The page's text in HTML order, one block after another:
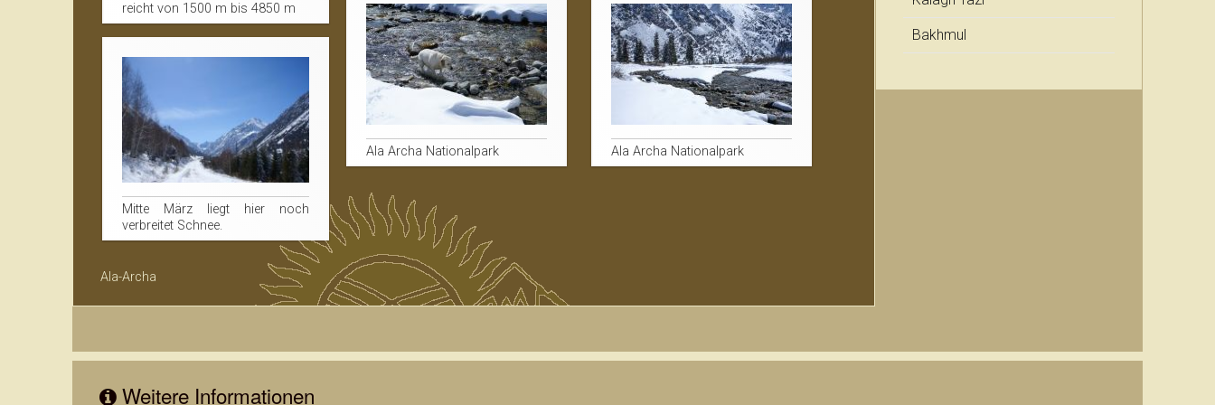
reicht von 1500 m bis 4850 m
Mitte März liegt hier noch
verbreitet Schnee.
Ala Archa Nationalpark Ala Archa Nationalpark
Ala-Archa
Bakhmul
Weitere Informationen